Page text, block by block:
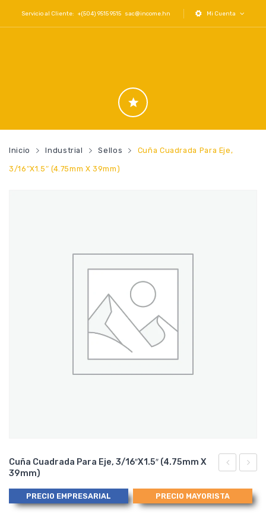
Servicio al Cliente: +(504) 9515 9515 sac@income.hn Mi Cuenta
Inicio Industrial Sellos Cuña Cuadrada Para Eje,
3/16″x1.5″ (4.75mm X 39mm)
para
eje,
para
eje,
Cuña Cuadrada Para Eje, 3/16″x1.5″ (4.75mm X
39mm)
PRECIO EMPRESARIAL PRECIO MAYORISTA